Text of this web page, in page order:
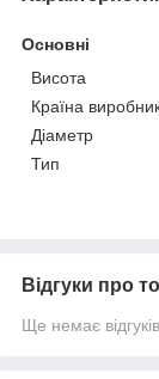
Основні
Висота
Країна
Діаметр
Тип
Відгуки про
Ще немає